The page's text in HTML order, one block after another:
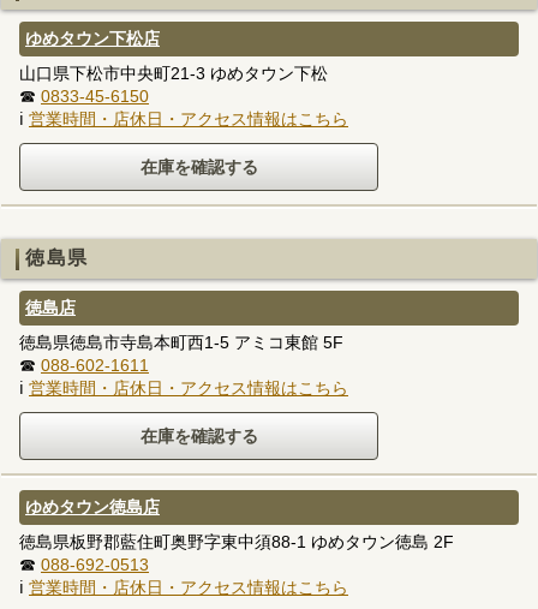
ゆめタウン下松店
山口県下松市中央町21-3 ゆめタウン下松
☎ 0833-45-6150
ℹ 営業時間・店休日・アクセス情報はこちら
徳島県
徳島店
徳島県徳島市寺島本町西1-5 アミコ東館 5F
☎ 088-602-1611
ℹ 営業時間・店休日・アクセス情報はこちら
ゆめタウン徳島店
徳島県板野郡藍住町奥野字東中須88-1 ゆめタウン徳島 2F
☎ 088-692-0513
ℹ 営業時間・店休日・アクセス情報はこちら